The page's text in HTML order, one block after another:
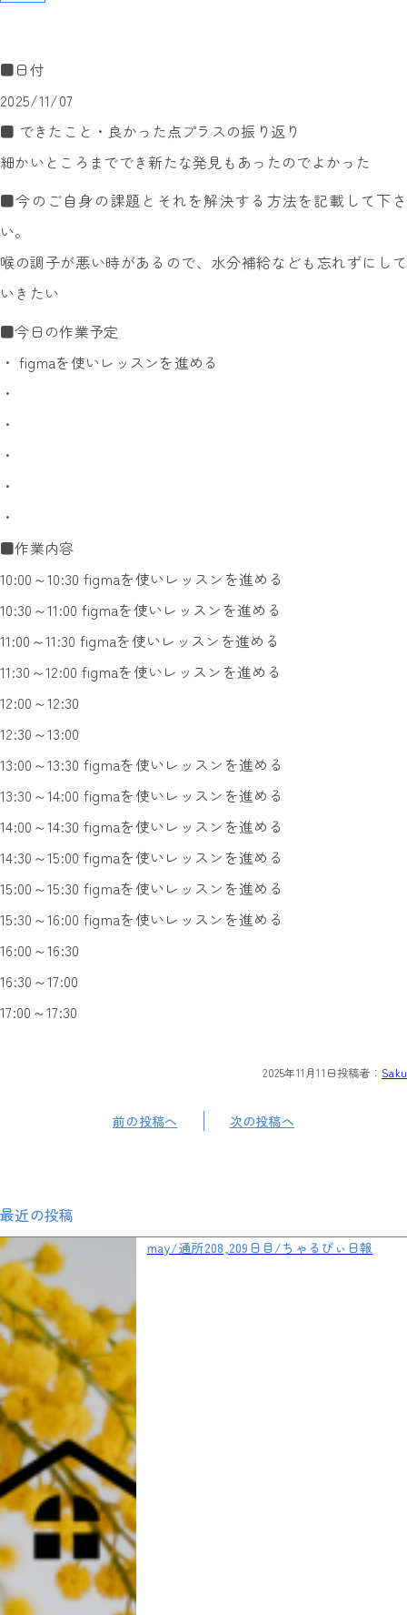
■日付
2025/11/07
■ できたこと・良かった点プラスの振り返り
細かいところまででき新たな発見もあったのでよかった
■今のご自身の課題とそれを解決する方法を記載して下さ
い。
喉の調子が悪い時があるので、水分補給なども忘れずにして
いきたい
■今日の作業予定
・ figmaを使いレッスンを進める
・
・
・
・
・
■作業内容
10:00～10:30 figmaを使いレッスンを進める
10:30～11:00 figmaを使いレッスンを進める
11:00～11:30 figmaを使いレッスンを進める
11:30～12:00 figmaを使いレッスンを進める
12:00～12:30
12:30～13:00
13:00～13:30 figmaを使いレッスンを進める
13:30～14:00 figmaを使いレッスンを進める
14:00～14:30 figmaを使いレッスンを進める
14:30～15:00 figmaを使いレッスンを進める
15:00～15:30 figmaを使いレッスンを進める
15:30～16:00 figmaを使いレッスンを進める
16:00～16:30
16:30～17:00
17:00～17:30
2025年11月11日投稿者： Saku
前の投稿へ 次の投稿へ
最近の投稿
may/通所208,209日目/ちゃるびぃ日報